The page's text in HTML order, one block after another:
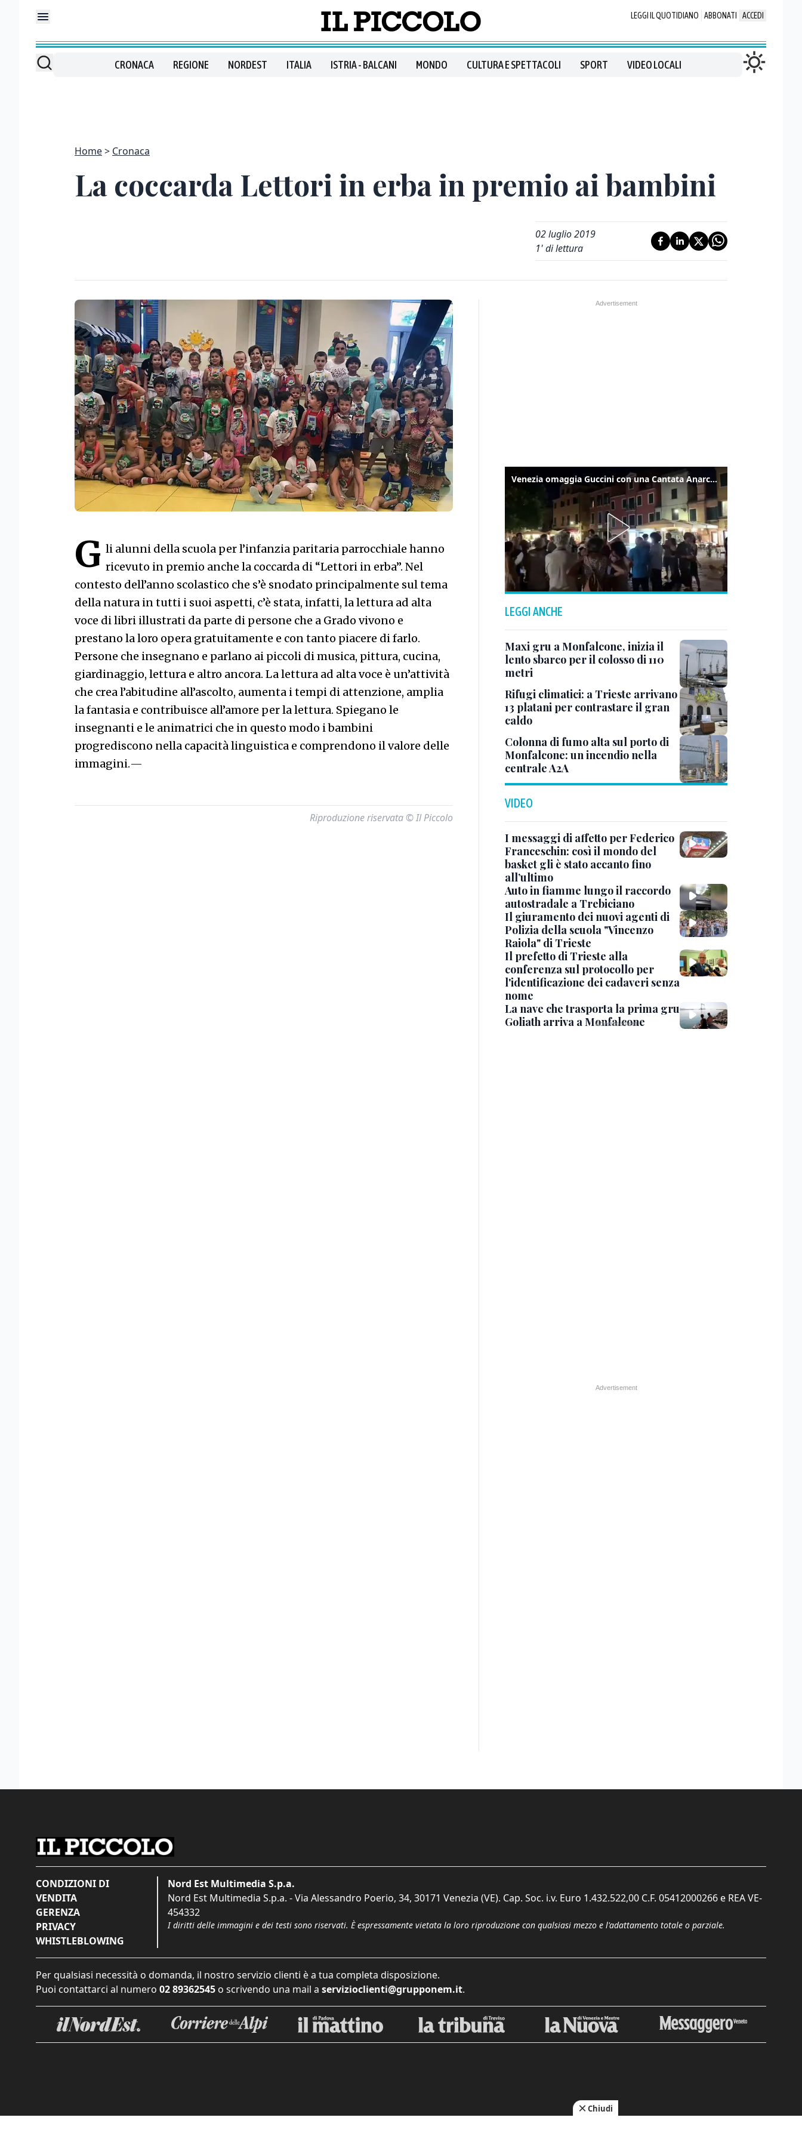
LEGGI IL QUOTIDIANO ABBONATI ACCEDI
CRONACA REGIONE NORDEST ITALIA ISTRIA - BALCANI MONDO CULTURA E SPETTACOLI SPORT VIDEO LOCALI
Home Cronaca
La coccarda Lettori in erba in premio ai bambini
02 luglio 2019
1' di lettura
G li alunni della scuola per l’infanzia paritaria parrocchiale hanno
ricevuto in premio anche la coccarda di “Lettori in erba”. Nel
contesto dell’anno scolastico che s’è snodato principalmente sul tema
della natura in tutti i suoi aspetti, c’è stata, infatti, la lettura ad alta
voce di libri illustrati da parte di persone che a Grado vivono e
prestano la loro opera gratuitamente e con tanto piacere di farlo.
Persone che insegnano e parlano ai piccoli di musica, pittura, cucina,
giardinaggio, lettura e altro ancora. La lettura ad alta voce è un’attività
che crea l’abitudine all’ascolto, aumenta i tempi di attenzione, amplia
la fantasia e contribuisce all’amore per la lettura. Spiegano le
insegnanti e le animatrici che in questo modo i bambini
progrediscono nella capacità linguistica e comprendono il valore delle
immagini.—
Riproduzione riservata © Il Piccolo
Venezia omaggia Guccini con una Cantata Anarchica in campo Santa Margherita
LEGGI ANCHE
Maxi gru a Monfalcone, inizia il
lento sbarco per il colosso di 110
metri
Rifugi climatici: a Trieste arrivano
13 platani per contrastare il gran
caldo
Colonna di fumo alta sul porto di
Monfalcone: un incendio nella
centrale A2A
VIDEO
I messaggi di affetto per Federico
Franceschin: così il mondo del
basket gli è stato accanto fino
all’ultimo
Auto in fiamme lungo il raccordo
autostradale a Trebiciano
Il giuramento dei nuovi agenti di
Polizia della scuola "Vincenzo
Raiola" di Trieste
Il prefetto di Trieste alla
conferenza sul protocollo per
l'identificazione dei cadaveri senza
nome
La nave che trasporta la prima gru
Goliath arriva a Monfalcone
CONDIZIONI DI
VENDITA
GERENZA
PRIVACY
WHISTLEBLOWING
Nord Est Multimedia S.p.a.
Nord Est Multimedia S.p.a. - Via Alessandro Poerio, 34, 30171 Venezia (VE). Cap. Soc. i.v. Euro 1.432.522,00 C.F. 05412000266 e REA VE-
454332
I diritti delle immagini e dei testi sono riservati. È espressamente vietata la loro riproduzione con qualsiasi mezzo e l'adattamento totale o parziale.
Per qualsiasi necessità o domanda, il nostro servizio clienti è a tua completa disposizione.
Puoi contattarci al numero 02 89362545 o scrivendo una mail a servizioclienti@grupponem.it.
Chiudi